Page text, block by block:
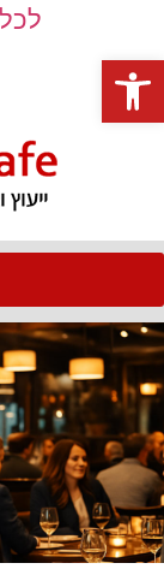
פתח סרגל נגישות